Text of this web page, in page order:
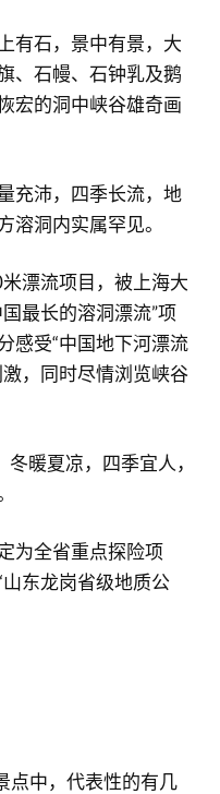
有石，景中有景，大
、石幔、石钟乳及鹅
宏的洞中峡谷雄奇画
充沛，四季长流，地
溶洞内实属罕见。
漂流项目，被上海大
最长的溶洞漂流”项
感受“中国地下河漂流
，同时尽情浏览峡谷
暖夏凉，四季宜人，
为全省重点探险项
东龙岗省级地质公
点中，代表性的有几